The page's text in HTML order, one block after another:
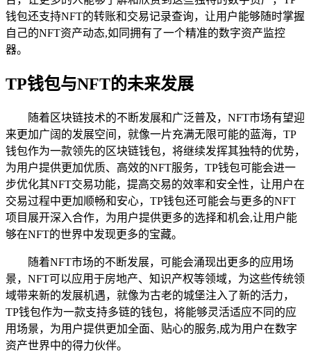
钱包还支持NFT的转账和交易记录查询，让用户能够随时掌握
自己的NFT资产动态,如同拥有了一个精准的数字资产监控
器。
TP钱包与NFT的未来发展
随着区块链技术的不断发展和广泛普及，NFT市场有望迎
来更加广阔的发展空间，就像一片充满无限可能的蓝海，TP
钱包作为一款领先的区块链钱包，将继续发挥其独特的优势，
为用户提供更加优质、高效的NFT服务，TP钱包可能会进一
步优化其NFT交易功能，提高交易的效率和安全性，让用户在
交易过程中更加顺畅和安心，TP钱包还可能会与更多的NFT
项目展开深入合作，为用户提供更多的选择和机会,让用户能
够在NFT的世界中发现更多的宝藏。
随着NFT市场的不断发展，可能会涌现出更多的应用场
景，NFT可以应用于房地产、知识产权等领域，为这些传统领
域带来新的发展机遇，就像为古老的城堡注入了新的活力，
TP钱包作为一款支持多链的钱包，将能够灵活适应不同的应
用场景，为用户提供更加全面、贴心的服务,成为用户在数字
资产世界中的得力伙伴。